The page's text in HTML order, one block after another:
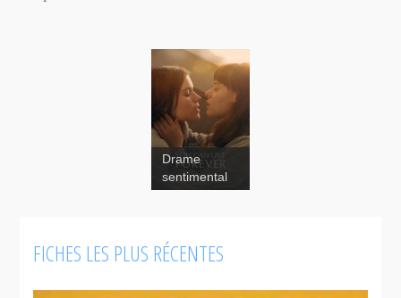
Drame
sentimental
FICHES LES PLUS RÉCENTES